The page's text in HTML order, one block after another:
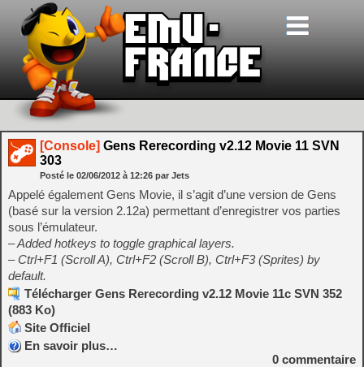
[Console] Gens Rerecording v2.12 Movie 11 SVN
303
Posté le 02/06/2012 à 12:26 par Jets
Appelé également Gens Movie, il s’agit d’une version de Gens
(basé sur la version 2.12a) permettant d’enregistrer vos parties
sous l’émulateur.
– Added hotkeys to toggle graphical layers.
– Ctrl+F1 (Scroll A), Ctrl+F2 (Scroll B), Ctrl+F3 (Sprites) by
default.
Télécharger Gens Rerecording v2.12 Movie 11c SVN 352
(883 Ko)
Site Officiel
En savoir plus…
0 commentaire